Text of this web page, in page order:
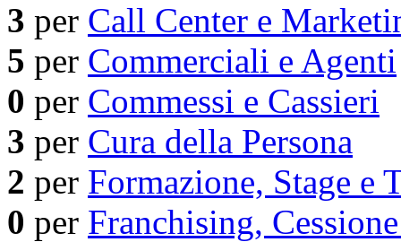
3 per Call Center e
5 per Commerciali e Agenti
0 per Commessi e Cassieri
3 per Cura della Persona
2 per Formazione, Stage e
0 per Franchising,